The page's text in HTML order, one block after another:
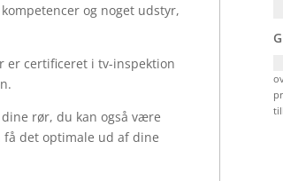
og noget udstyr,
er certificeret i tv-inspektion
rør, du kan også være
få det optimale ud af dine